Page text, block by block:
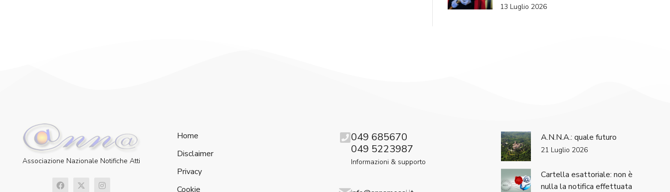
13 Luglio 2026
Associazione Nazionale Notifiche Atti
Home
Disclaimer
Privacy
Cookie
049 685670
049 5223987
Informazioni & supporto
A.N.N.A.: quale futuro
21 Luglio 2026
Cartella esattoriale: non è
nulla la notifica effettuata